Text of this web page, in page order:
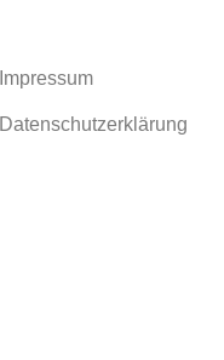
Impressum
Datenschutzerklärung